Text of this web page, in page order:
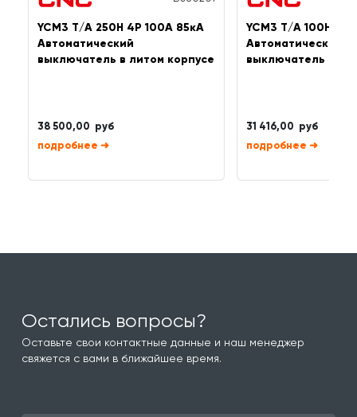
YCM3 T/A 250H 4P 100А 85кА
Автоматический
выключатель в литом корпусе
38 500,00 руб
➜
YCM3 T/A 100H 4P
Автоматический
выключатель в
31 416,00 руб
➜
Остались вопросы?
Оставьте свои контактные данные и наш менеджер
свяжется с вами в ближайшее время.